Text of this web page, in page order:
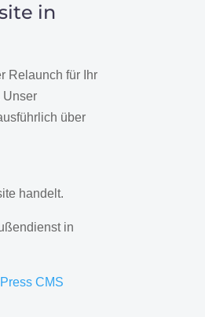
in
Relaunch für Ihr
Unser
über
handelt.
in
CMS